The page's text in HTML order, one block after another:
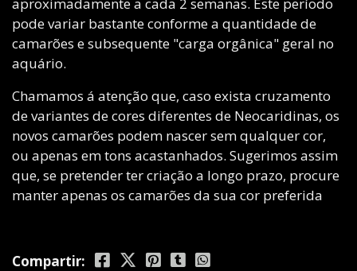
pode variar bastante conforme a quantidade de
camarões e subsequente "carga orgânica" geral no
aquário.
Chamamos á atenção que, caso exista cruzamento
de variantes de cores diferentes de Neocaridinas, os
novos camarões podem nascer sem qualquer cor,
ou apenas em tons acastanhados. Sugerimos assim
que, se pretender ter criação a longo prazo, procure
manter apenas os camarões da sua cor preferida
Compartir: